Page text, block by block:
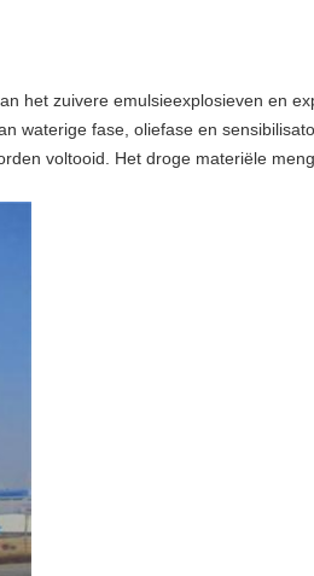
het zuivere emulsieexplosieven en
waterige fase, oliefase en
voltooid. Het droge materiële